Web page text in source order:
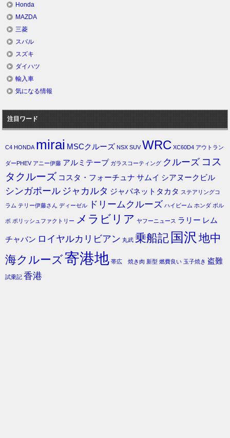
Honda
MAZDA
三菱
スバル
スズキ
ダイハツ
輸入車
気になる情報
注目ワード
C4 HONDA mirai MSCクルーズ NSX SUV WRC XC60D4 アウトラン
ダーPHEV アニー伊藤 アルミテープ ガラスコーティング クルーズ コス
タクルーズ コスタ・フォーチュナ サムイ シアヌークビル
シンガポール ジャカルタ ジャパネットタカタ ステアリングコ
ラム テリー伊藤さん ディーゼル ドリームクルーズ ハイビーム ホンダ ボル
ボ ポリッシュファクトリー メラビリア ヤフーニュース ラリー レム
チャバン ロイヤルカリビアン 丸武 乗船記 国沢 地中
海クルーズ寄港地 帯広 焼き肉 新型 燃費良い 玉子焼き 盗難
試乗記 香港